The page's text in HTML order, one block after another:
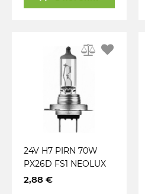
24V H7 PIRN 70W
PX26D FS1 NEOLUX
2,88 €